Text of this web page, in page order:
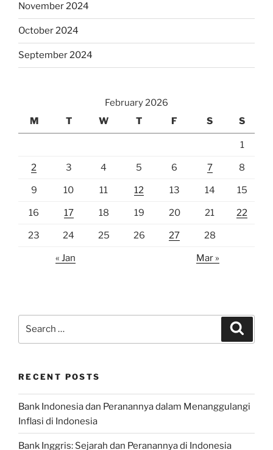
November 2024
October 2024
September 2024
February 2026
M
T W T F S S
1
2 3 4 5 6 7 8
9 10 11 12 13 14 15
16 17 18 19 20 21 22
23 24 25 26 27 28
« Jan Mar »
RECENT POSTS
Bank Indonesia dan Peranannya dalam Menanggulangi
Inflasi di Indonesia
Bank Inggris: Sejarah dan Peranannya di Indonesia